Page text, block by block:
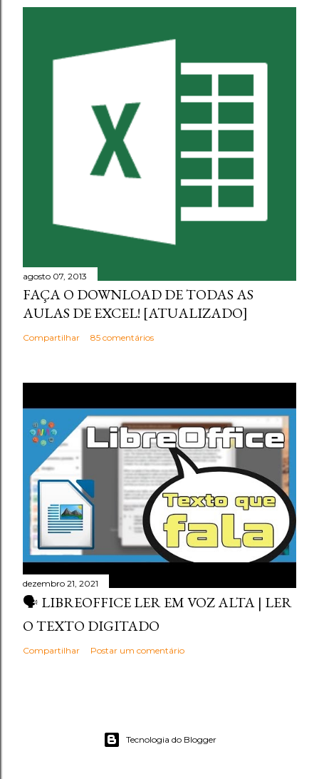
agosto 07, 2013
FAÇA O DOWNLOAD DE TODAS AS
AULAS DE EXCEL! [ATUALIZADO]
Compartilhar 85 comentários
dezembro 21, 2021
🗣️ LIBREOFFICE LER EM VOZ ALTA | LER
O TEXTO DIGITADO
Compartilhar Postar um comentário
Tecnologia do Blogger